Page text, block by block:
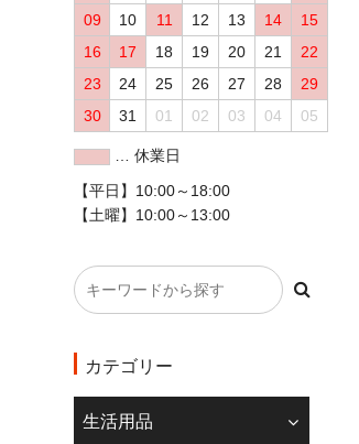
09
10 11 12 13 14
15
16
17 18 19 20 21
22
23
24 25 26 27 28
29
30
31 01 02 03 04 05
… 休業日
【平日】10:00～18:00
【土曜】10:00～13:00
カテゴリー
生活用品